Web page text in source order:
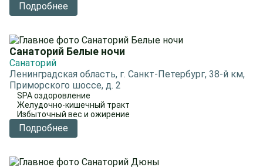
Подробнее
Санаторий Белые ночи
Санаторий
Ленинградская область, г. Санкт-Петербург, 38-й км,
Приморского шоссе, д. 2
SPA оздоровление
Желудочно-кишечный тракт
Избыточный вес и ожирение
Подробнее